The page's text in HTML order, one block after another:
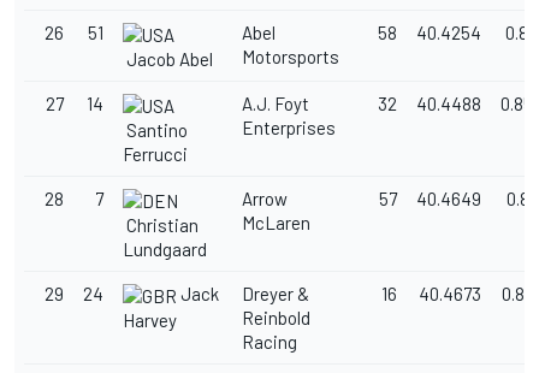
26
51
Jacob Abel
Abel
Motorsports
58 40.4254
27
14
Santino
Ferrucci
A.J. Foyt
Enterprises
32 40.4488
28
7
Christian
Lundgaard
Arrow
McLaren
57 40.4649
29 24
Jack
Harvey
Dreyer &
Reinbold
Racing
16 40.4673